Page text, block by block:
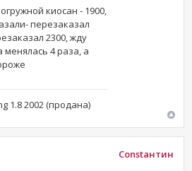
киосан - 1900,
перезаказал
2300, жду
4 раза, а
1.8 2002 (продана)
Constантин